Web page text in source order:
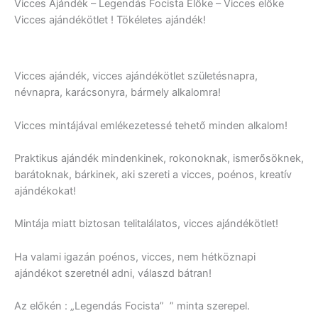
Vicces Ajándék – Legendás Focista Előke – Vicces előke
Vicces ajándékötlet ! Tökéletes ajándék!
Vicces ajándék, vicces ajándékötlet születésnapra,
névnapra, karácsonyra, bármely alkalomra!
Vicces mintájával emlékezetessé tehető minden alkalom!
Praktikus ajándék mindenkinek, rokonoknak, ismerősöknek,
barátoknak, bárkinek, aki szereti a vicces, poénos, kreatív
ajándékokat!
Mintája miatt biztosan telitalálatos, vicces ajándékötlet!
Ha valami igazán poénos, vicces, nem hétköznapi
ajándékot szeretnél adni, válaszd bátran!
Az előkén : „Legendás Focista” ” minta szerepel.